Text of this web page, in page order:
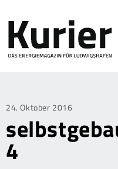
Posted
24. Oktober 2016
4